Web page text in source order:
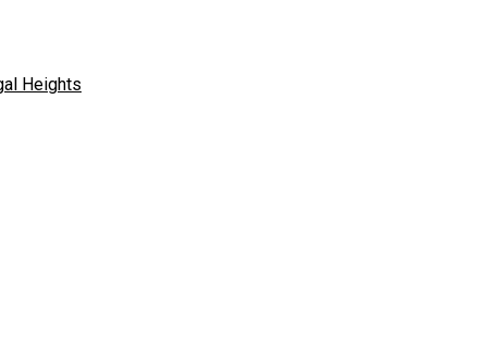
Heights